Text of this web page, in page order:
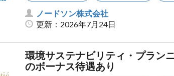
ノードソン株式会社
更新：2026年7月24日
環境サステナビリティ・プラン
のボーナス待遇あり